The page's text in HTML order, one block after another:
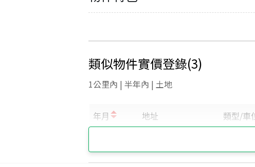
類似物件實價登錄(3)
1公里內 | 半年內 | 土地